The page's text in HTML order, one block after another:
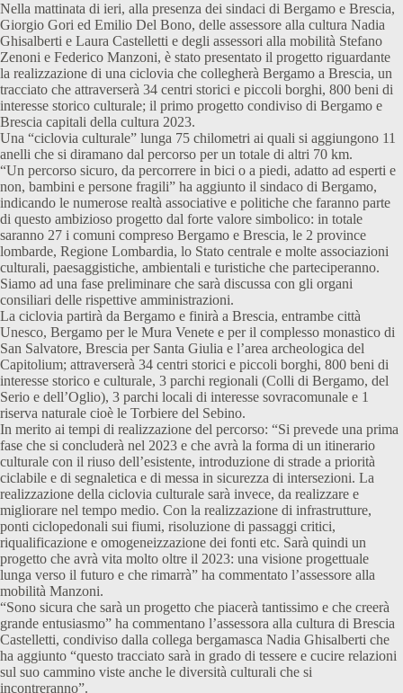
Nella mattinata di ieri, alla presenza dei sindaci di Bergamo e Brescia,
Giorgio Gori ed Emilio Del Bono, delle assessore alla cultura Nadia
Ghisalberti e Laura Castelletti e degli assessori alla mobilità Stefano
Zenoni e Federico Manzoni, è stato presentato il progetto riguardante
la realizzazione di una ciclovia che collegherà Bergamo a Brescia, un
tracciato che attraverserà 34 centri storici e piccoli borghi, 800 beni di
interesse storico culturale; il primo progetto condiviso di Bergamo e
Brescia capitali della cultura 2023.
Una “ciclovia culturale” lunga 75 chilometri ai quali si aggiungono 11
anelli che si diramano dal percorso per un totale di altri 70 km.
“Un percorso sicuro, da percorrere in bici o a piedi, adatto ad esperti e
non, bambini e persone fragili” ha aggiunto il sindaco di Bergamo,
indicando le numerose realtà associative e politiche che faranno parte
di questo ambizioso progetto dal forte valore simbolico: in totale
saranno 27 i comuni compreso Bergamo e Brescia, le 2 province
lombarde, Regione Lombardia, lo Stato centrale e molte associazioni
culturali, paesaggistiche, ambientali e turistiche che parteciperanno.
Siamo ad una fase preliminare che sarà discussa con gli organi
consiliari delle rispettive amministrazioni.
La ciclovia partirà da Bergamo e finirà a Brescia, entrambe città
Unesco, Bergamo per le Mura Venete e per il complesso monastico di
San Salvatore, Brescia per Santa Giulia e l’area archeologica del
Capitolium; attraverserà 34 centri storici e piccoli borghi, 800 beni di
interesse storico e culturale, 3 parchi regionali (Colli di Bergamo, del
Serio e dell’Oglio), 3 parchi locali di interesse sovracomunale e 1
riserva naturale cioè le Torbiere del Sebino.
In merito ai tempi di realizzazione del percorso: “Si prevede una prima
fase che si concluderà nel 2023 e che avrà la forma di un itinerario
culturale con il riuso dell’esistente, introduzione di strade a priorità
ciclabile e di segnaletica e di messa in sicurezza di intersezioni. La
realizzazione della ciclovia culturale sarà invece, da realizzare e
migliorare nel tempo medio. Con la realizzazione di infrastrutture,
ponti ciclopedonali sui fiumi, risoluzione di passaggi critici,
riqualificazione e omogeneizzazione dei fonti etc. Sarà quindi un
progetto che avrà vita molto oltre il 2023: una visione progettuale
lunga verso il futuro e che rimarrà” ha commentato l’assessore alla
mobilità Manzoni.
“Sono sicura che sarà un progetto che piacerà tantissimo e che creerà
grande entusiasmo” ha commentano l’assessora alla cultura di Brescia
Castelletti, condiviso dalla collega bergamasca Nadia Ghisalberti che
ha aggiunto “questo tracciato sarà in grado di tessere e cucire relazioni
sul suo cammino viste anche le diversità culturali che si
incontreranno”.